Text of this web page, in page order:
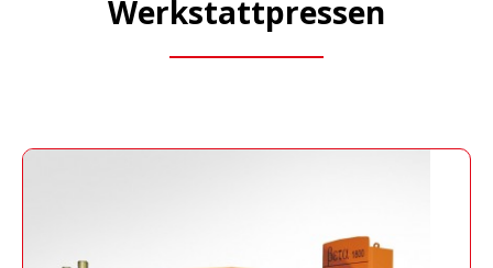
Werkstattpressen